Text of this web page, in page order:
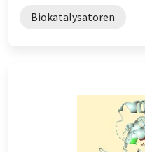
Biokatalysatoren